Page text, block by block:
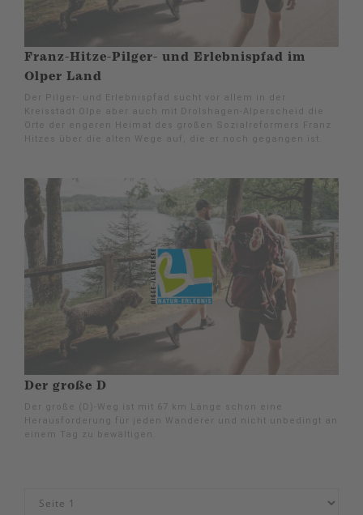
Franz-Hitze-Pilger- und Erlebnispfad im
Olper Land
Der Pilger- und Erlebnispfad sucht vor allem in der
Kreisstadt Olpe aber auch mit Drolshagen-Alperscheid die
Orte der engeren Heimat des großen Sozialreformers Franz
Hitzes über die alten Wege auf, die er noch gegangen ist.
Der große D
Der große (D)-Weg ist mit 67 km Länge schon eine
Herausforderung für jeden Wanderer und nicht unbedingt an
einem Tag zu bewältigen.